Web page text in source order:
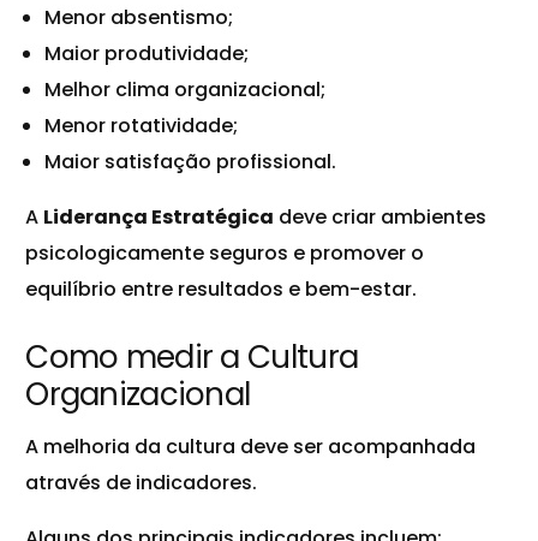
Menor absentismo;
Maior produtividade;
Melhor clima organizacional;
Menor rotatividade;
Maior satisfação profissional.
A Liderança Estratégica deve criar ambientes
psicologicamente seguros e promover o
equilíbrio entre resultados e bem-estar.
Como medir a Cultura
Organizacional
A melhoria da cultura deve ser acompanhada
através de indicadores.